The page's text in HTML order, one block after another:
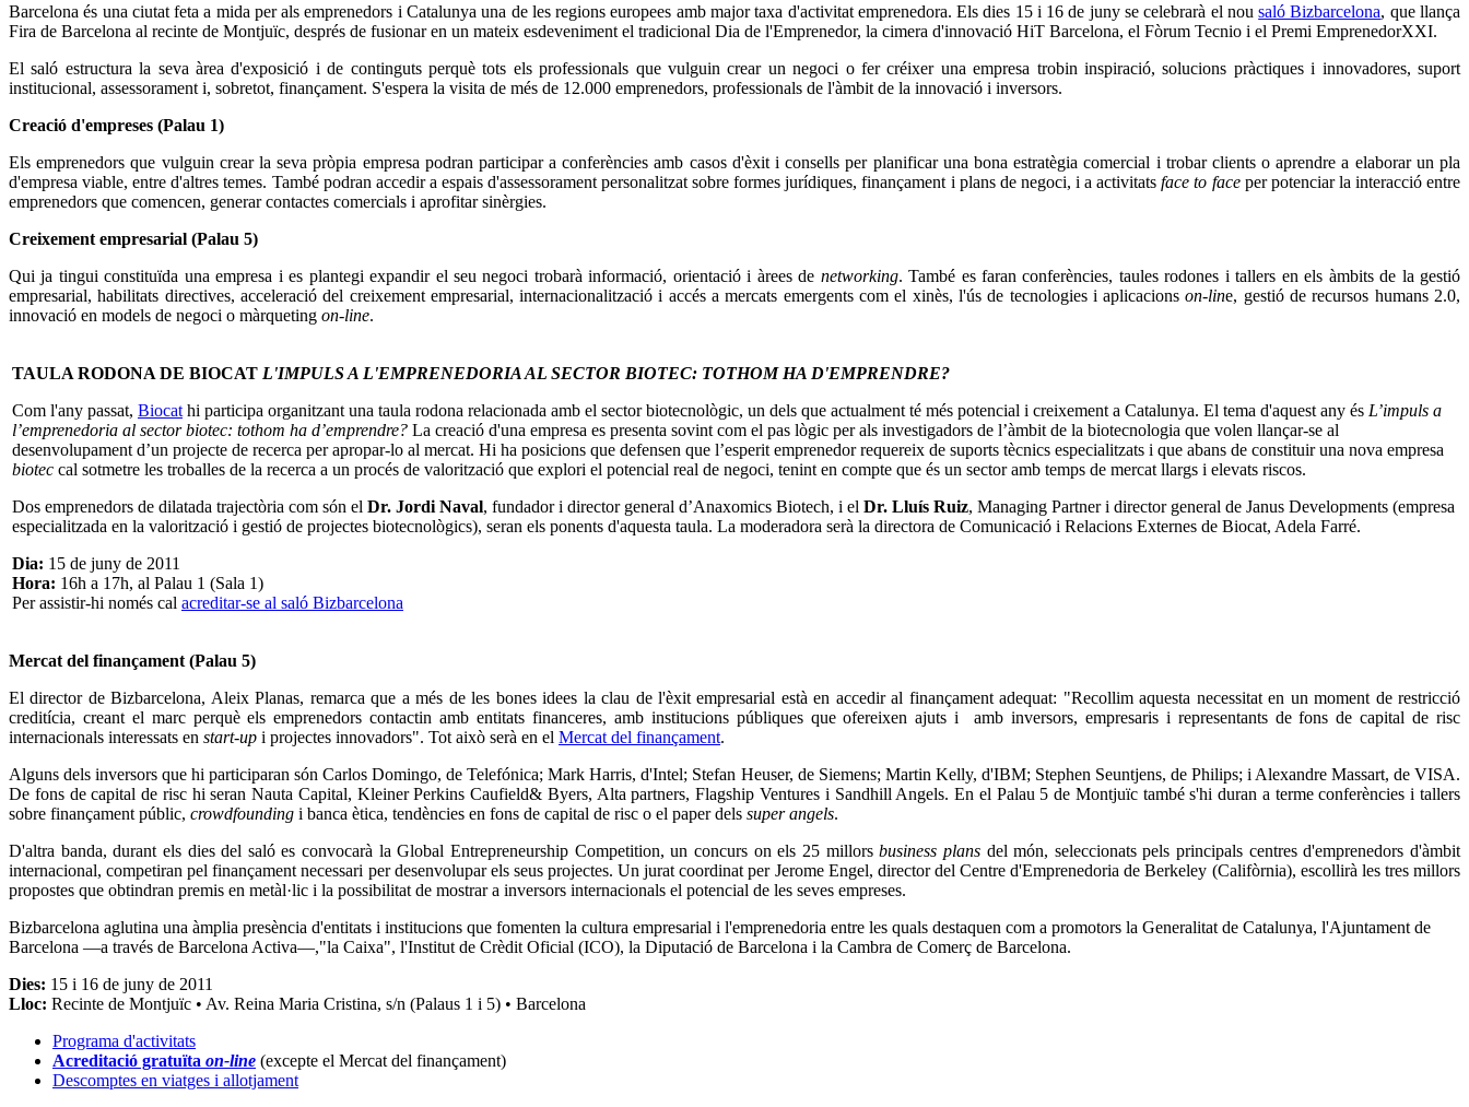
Barcelona és una ciutat feta a mida per als emprenedors i Catalunya una de les regions europees amb major taxa d'activitat emprenedora. Els dies 15 i 16 de juny se celebrarà el nousaló Bizbarcelona, que llança
Fira de Barcelona al recinte de Montjuïc, després de fusionar en un mateix esdeveniment el tradicional Dia de l'Emprenedor, la cimera d'innovació HiT Barcelona, el Fòrum Tecnio i el Premi EmprenedorXXI.
El saló estructura la seva àrea d'exposició i de continguts perquè tots els professionals que vulguin crear un negoci o fer créixer una empresa trobin inspiració, solucions pràctiques i innovadores, suport
institucional, assessorament i, sobretot, finançament. S'espera la visita de més de 12.000 emprenedors, professionals de l'àmbit de la innovació i inversors.
Creació d'empreses (Palau 1)
Els emprenedors que vulguin crear la seva pròpia empresa podran participar a conferències amb casos d'èxit i consells per planificar una bona estratègia comercial i trobar clients o aprendre a elaborar un pla
d'empresa viable, entre d'altres temes. També podran accedir a espais d'assessorament personalitzat sobre formes jurídiques, finançament i plans de negoci, i a activitatsface to face per potenciar la interacció entre
emprenedors que comencen, generar contactes comercials i aprofitar sinèrgies.
Creixement empresarial (Palau 5)
Qui ja tingui constituïda una empresa i es plantegi expandir el seu negoci trobarà informació, orientació i àrees de networking. També es faran conferències, taules rodones i tallers en els àmbits de la gestió
empresarial, habilitats directives, acceleració del creixement empresarial, internacionalització i accés a mercats emergents com el xinès, l'ús de tecnologies i aplicacionson-line, gestió de recursos humans 2.0,
innovació en models de negoci o màrqueting on-line.
TAULA RODONA DE BIOCAT L'IMPULS A L'EMPRENEDORIA AL SECTOR BIOTEC: TOTHOM HA D'EMPRENDRE?
Com l'any passat, Biocathi participa organitzant una taula rodona relacionada amb el sector biotecnològic, un dels que actualment té més potencial i creixement a Catalunya. El tema d'aquest any és L’impuls a
l’emprenedoria al sector biotec: tothom ha d’emprendre? La creació d'una empresa es presenta sovint com el pas lògic per als investigadors de l’àmbit de la biotecnologia que volen llançar-se al
desenvolupament d’un projecte de recerca per apropar-lo al mercat. Hi ha posicions que defensen que l’esperit emprenedor requereix de suports tècnics especialitzats i que abans de constituir una nova empresa
biotec cal sotmetre les troballes de la recerca a un procés de valorització que explori el potencial real de negoci, tenint en compte que és un sector amb temps de mercat llargs i elevats riscos.
Dos emprenedors de dilatada trajectòria com són el Dr. Jordi Naval, fundador i director general d’Anaxomics Biotech, i el Dr. Lluís Ruiz, Managing Partner i director general de Janus Developments (empresa
especialitzada en la valorització i gestió de projectes biotecnològics), seran els ponents d'aquesta taula. La moderadora serà la directora de Comunicació i Relacions Externes de Biocat, Adela Farré.
Dia: 15 de juny de 2011
Hora: 16h a 17h, al Palau 1 (Sala 1)
Per assistir-hi només cal acreditar-se al saló Bizbarcelona
Mercat del finançament (Palau 5)
El director de Bizbarcelona, Aleix Planas, remarca que a més de les bones idees la clau de l'èxit empresarial està en accedir al finançament adequat: "Recollim aquesta necessitat en un moment de restricció
creditícia, creant el marc perquè els emprenedors contactin amb entitats financeres, amb institucions públiques que ofereixen ajuts i amb inversors, empresaris i representants de fons de capital de risc
internacionals interessats en start-up i projectes innovadors". Tot això serà en el Mercat del finançament.
Alguns dels inversors que hi participaran són Carlos Domingo, de Telefónica; Mark Harris, d'Intel; Stefan Heuser, de Siemens; Martin Kelly, d'IBM; Stephen Seuntjens, de Philips; i Alexandre Massart, de VISA.
De fons de capital de risc hi seran Nauta Capital, Kleiner Perkins Caufield& Byers, Alta partners, Flagship Ventures i Sandhill Angels. En el Palau 5 de Montjuïc també s'hi duran a terme conferències i tallers
sobre finançament públic, crowdfounding i banca ètica, tendències en fons de capital de risc o el paper dels super angels.
D'altra banda, durant els dies del saló es convocarà la Global Entrepreneurship Competition, un concurs on els 25 millorsbusiness plansdel món, seleccionats pels principals centres d'emprenedors d'àmbit
internacional, competiran pel finançament necessari per desenvolupar els seus projectes. Un jurat coordinat per Jerome Engel, director del Centre d'Emprenedoria de Berkeley (Califòrnia), escollirà les tres millors
propostes que obtindran premis en metàl·lic i la possibilitat de mostrar a inversors internacionals el potencial de les seves empreses.
Bizbarcelona aglutina una àmplia presència d'entitats i institucions que fomenten la cultura empresarial i l'emprenedoria entre les quals destaquen com a promotors la Generalitat de Catalunya, l'Ajuntament de
Barcelona —a través de Barcelona Activa—,"la Caixa", l'Institut de Crèdit Oficial (ICO), la Diputació de Barcelona i la Cambra de Comerç de Barcelona.
Dies: 15 i 16 de juny de 2011
Lloc: Recinte de Montjuïc • Av. Reina Maria Cristina, s/n (Palaus 1 i 5) • Barcelona
Programa d'activitats
Acreditació gratuïta on-line (excepte el Mercat del finançament)
Descomptes en viatges i allotjament